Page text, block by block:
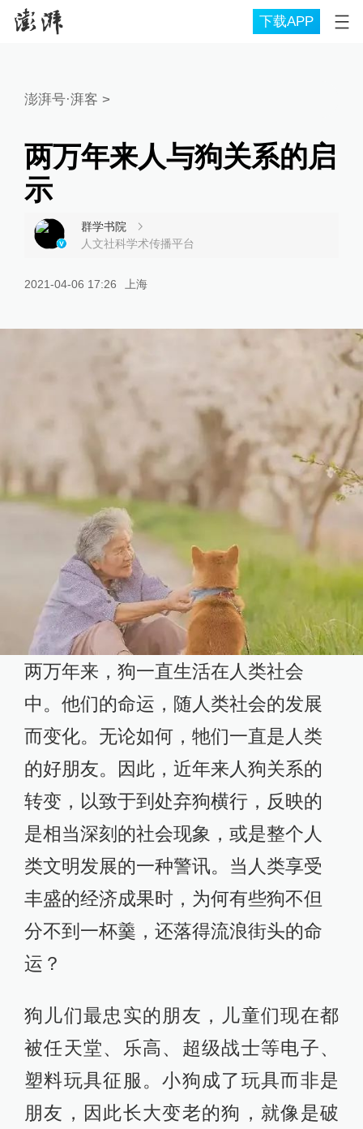
下载APP
澎湃号·湃客 >
两万年来人与狗关系的启
示
群学书院
人文社科学术传播平台
2021-04-06 17:26 上海
两万年来，狗一直生活在人类社会
中。他们的命运，随人类社会的发展
而变化。无论如何，牠们一直是人类
的好朋友。因此，近年来人狗关系的
转变，以致于到处弃狗横行，反映的
是相当深刻的社会现象，或是整个人
类文明发展的一种警讯。当人类享受
丰盛的经济成果时，为何有些狗不但
分不到一杯羹，还落得流浪街头的命
运？
狗儿们最忠实的朋友，儿童们现在都
被任天堂、乐高、超级战士等电子、
塑料玩具征服。小狗成了玩具而非是
朋友，因此长大变老的狗，就像是破